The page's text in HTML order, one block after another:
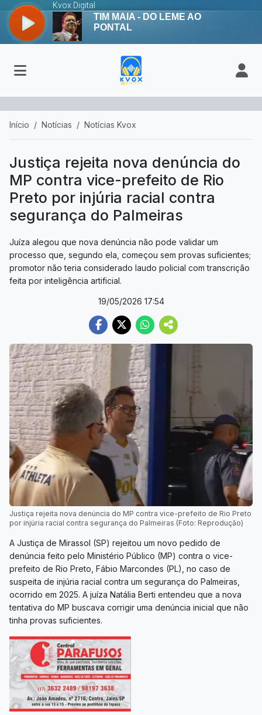
Início Notícias Notícias Kvox
Justiça rejeita nova denúncia do
MP contra vice-prefeito de Rio
Preto por injúria racial contra
segurança do Palmeiras
Juíza alegou que nova denúncia não pode validar um
processo que, segundo ela, começou sem provas suficientes;
promotor não teria considerado laudo policial com transcrição
feita por inteligência artificial.
19/05/2026 17:54
Justiça rejeita nova denúncia do MP contra vice-prefeito de Rio Preto
por injúria racial contra segurança do Palmeiras (Foto: Reprodução)
A Justiça de Mirassol (SP) rejeitou um novo pedido de
denúncia feito pelo Ministério Público (MP) contra o vice-
prefeito de Rio Preto, Fábio Marcondes (PL), no caso de
suspeita de injúria racial contra um segurança do Palmeiras,
ocorrido em 2025. A juíza Natália Berti entendeu que a nova
tentativa do MP buscava corrigir uma denúncia inicial que não
tinha provas suficientes.